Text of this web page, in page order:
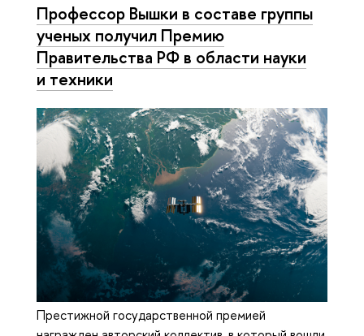
Профессор Вышки в составе группы
ученых получил Премию
Правительства РФ в области науки
и техники
Престижной государственной премией